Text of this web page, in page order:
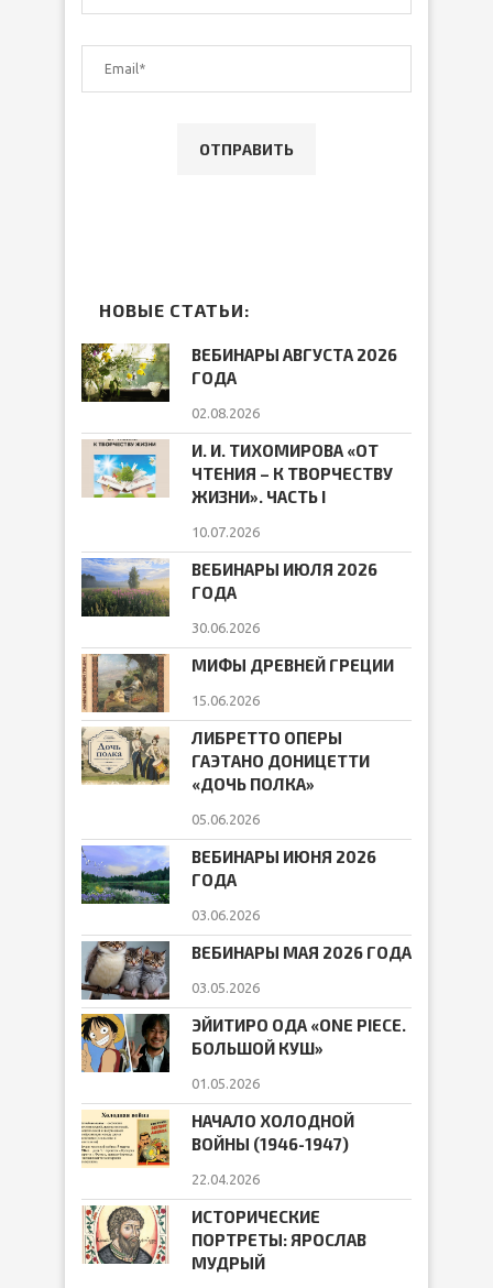
НОВЫЕ СТАТЬИ:
ВЕБИНАРЫ АВГУСТА 2026
ГОДА
02.08.2026
И. И. ТИХОМИРОВА «ОТ
ЧТЕНИЯ – К ТВОРЧЕСТВУ
ЖИЗНИ». ЧАСТЬ I
10.07.2026
ВЕБИНАРЫ ИЮЛЯ 2026
ГОДА
30.06.2026
МИФЫ ДРЕВНЕЙ ГРЕЦИИ
15.06.2026
ЛИБРЕТТО ОПЕРЫ
ГАЭТАНО ДОНИЦЕТТИ
«ДОЧЬ ПОЛКА»
05.06.2026
ВЕБИНАРЫ ИЮНЯ 2026
ГОДА
03.06.2026
ВЕБИНАРЫ МАЯ 2026 ГОДА
03.05.2026
ЭЙИТИРО ОДА «ONE PIECE.
БОЛЬШОЙ КУШ»
01.05.2026
НАЧАЛО ХОЛОДНОЙ
ВОЙНЫ (1946-1947)
22.04.2026
ИСТОРИЧЕСКИЕ
ПОРТРЕТЫ: ЯРОСЛАВ
МУДРЫЙ